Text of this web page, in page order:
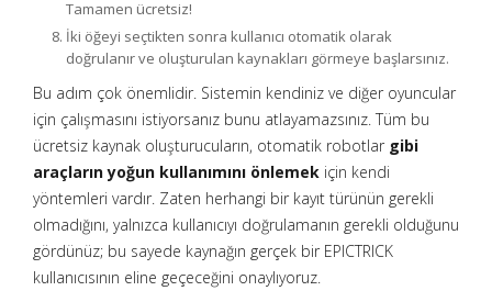
Tamamen ücretsiz!
İki öğeyi seçtikten sonra kullanıcı otomatik olarak
doğrulanır ve oluşturulan kaynakları görmeye başlarsınız.
Bu adım çok önemlidir. Sistemin kendiniz ve diğer oyuncular
için çalışmasını istiyorsanız bunu atlayamazsınız. Tüm bu
ücretsiz kaynak oluşturucuların, otomatik robotlar gibi
araçların yoğun kullanımını önlemek için kendi
yöntemleri vardır. Zaten herhangi bir kayıt türünün gerekli
olmadığını, yalnızca kullanıcıyı doğrulamanın gerekli olduğunu
gördünüz; bu sayede kaynağın gerçek bir EPICTRICK
kullanıcısının eline geçeceğini onaylıyoruz.